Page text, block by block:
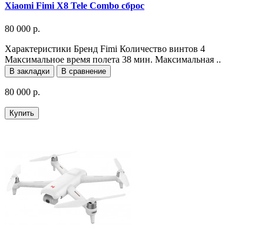
Xiaomi Fimi X8 Tele Combo сброс
80 000 р.
Характеристики Бренд Fimi Количество винтов 4
Максимальное время полета 38 мин. Максимальная ..
В закладки В сравнение
80 000 р.
Купить